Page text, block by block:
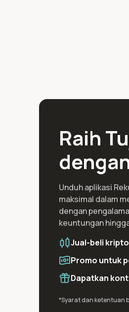
Raih
Unduh aplikasi
maksimal dalam
dengan
keuntungan
Jual-beli kripto
Promo untuk
Dapatkan
*Syarat dan ketentuan